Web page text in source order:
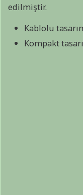
edilmiştir.
Kablolu
Kompakt